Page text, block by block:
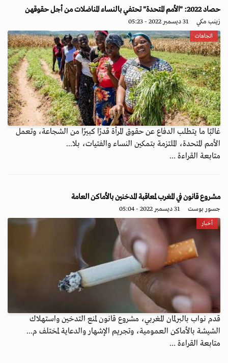
حصاد 2022: "الأمم المتحدة" تحتفي بالنساء المناضلات من أجل حقوقهن
زينب مكي 31 ديسمبر 2022 - 05:23
اتجاهات
غالبًا ما يتطلب الدفاع عن حقوق المرأة قدرًا كبيرًا من الشجاعة، وتعمل
الأمم المتحدة، الملتزمة بتمكين النساء والفتيات، بلا...
متابعة القراءة ...
مشروع قانون في المغرب لمعاقبة المدخنين بالأماكن العامة
جسور بوست 31 ديسمبر 2022 - 05:04
أخبار
قدم نواب بالبرلمان المغربي، مشروع قانون لمنع التدخين واستهلاك
الشيشة بالأماكن العمومية، وتجريم الإشهار والدعاية لمختلف م...
متابعة القراءة ...